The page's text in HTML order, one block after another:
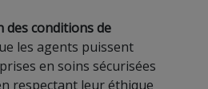
des conditions de
les agents puissent
en soins sécurisées
respectant leur éthique